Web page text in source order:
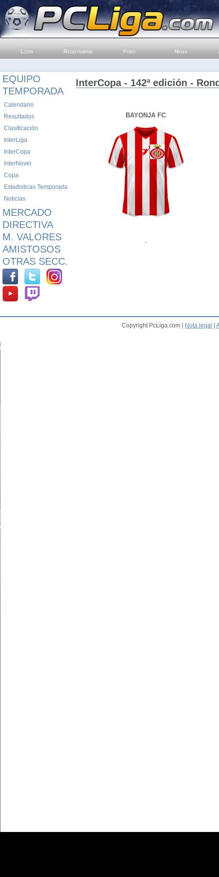
Login Registrarme Foro News
EQUIPO
TEMPORADA
Calendario
Resultados
Clasificación
InterLiga
InterCopa
InterNovel
Copa
Estadisticas Temporada
Noticias
MERCADO
DIRECTIVA
M. VALORES
AMISTOSOS
OTRAS SECC.
InterCopa - 142ª edición -
BAYONJA FC
-
Copyright PcLiga.com | Nota legal |